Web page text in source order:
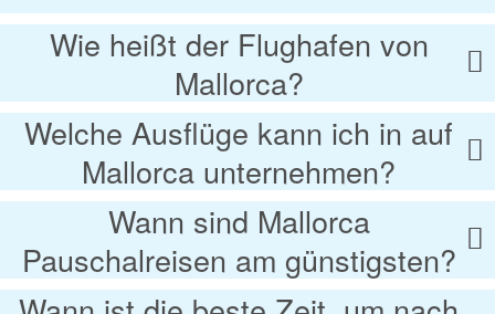
Wie heißt der Flughafen von
Mallorca?
Welche Ausflüge kann ich in auf
Mallorca unternehmen?
Wann sind Mallorca
Pauschalreisen am günstigsten?